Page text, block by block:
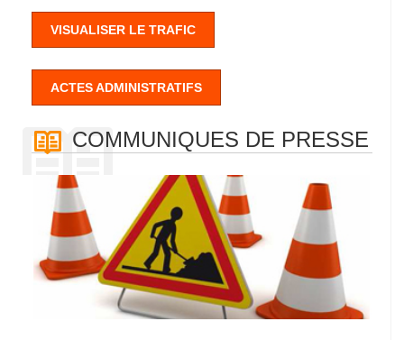
VISUALISER LE TRAFIC
ACTES ADMINISTRATIFS
COMMUNIQUES DE PRESSE